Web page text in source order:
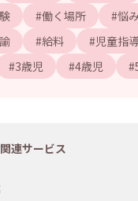
#働く場所 #悩
#給料 #児童指
#3歳児 #4歳児 #
連サービス